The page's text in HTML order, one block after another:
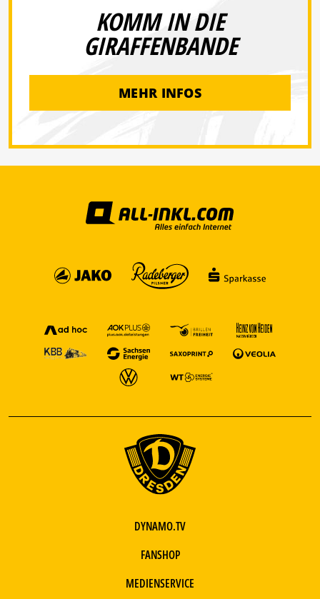
KOMM IN DIE
GIRAFFENBANDE
MEHR INFOS
DYNAMO.TV
FANSHOP
MEDIENSERVICE